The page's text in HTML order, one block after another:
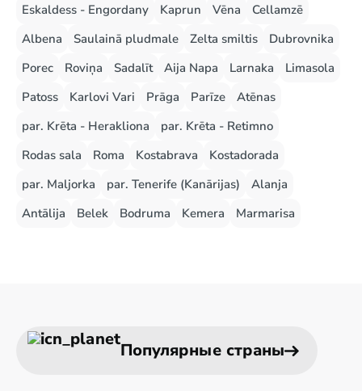
Eskaldess - Engordany
Kaprun Vēna
Cellamzē
Albena
Saulainā pludmale Zelta smiltis
Dubrovnika
Porec
Roviņa Sadalīt Aija Napa Larnaka
Limasola
Patoss
Karlovi Vari Prāga Parīze
Atēnas
par. Krēta - Herakliona
par. Krēta - Retimno
Rodas sala
Roma Kostabrava
Kostadorada
par. Maljorka
par. Tenerife (Kanārijas)
Alanja
Antālija
Belek Bodruma Kemera Marmarisa
Популярные страны